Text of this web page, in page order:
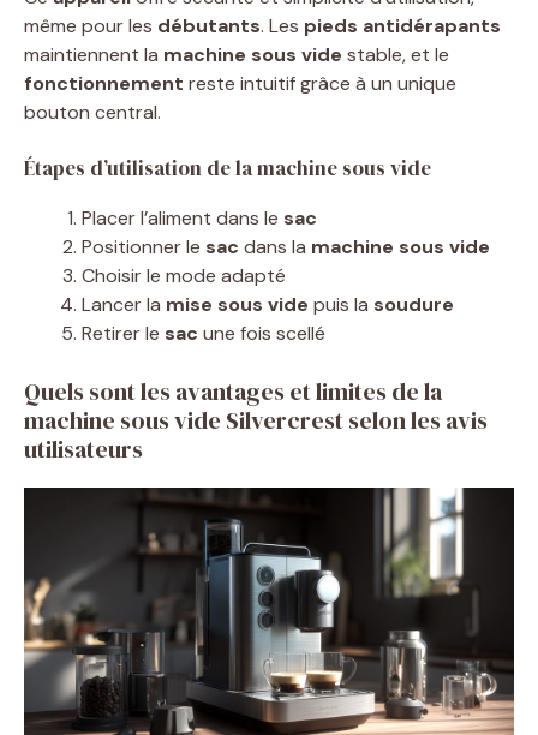
même pour les débutants. Les pieds antidérapants
maintiennent la machine sous vide stable, et le
fonctionnement reste intuitif grâce à un unique
bouton central.
Étapes d’utilisation de la machine sous vide
Placer l’aliment dans le sac
Positionner le sac dans la machine sous vide
Choisir le mode adapté
Lancer la mise sous vide puis la soudure
Retirer le sac une fois scellé
Quels sont les avantages et limites de la
machine sous vide Silvercrest selon les avis
utilisateurs